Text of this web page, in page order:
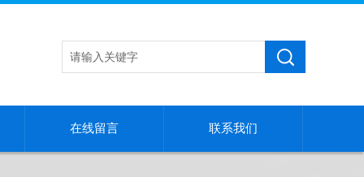
在线留言 联系我们